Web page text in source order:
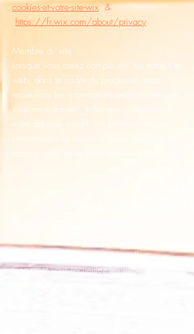
cookies-et-votre-site-wix&
https://fr.wix.com/about/privacy
Membre du site
Lorsque vous créez compte sur sur notre site
web, dans le cadre du processus, nous
recueillons les informations personnelles que
vous nous donnez, telles que votre nom et
votre adresse e-mail. Vos informations
personnelles ne seront utilisées que pour les
raisons spécifiques mentionnées ci-dessous
Les informations que vous recueillez.
Comment vous recueillez les informations.